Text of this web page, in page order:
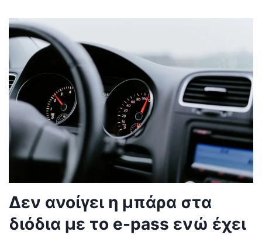
Δεν ανοίγει η μπάρα στα
διόδια με το e-pass ενώ έχει